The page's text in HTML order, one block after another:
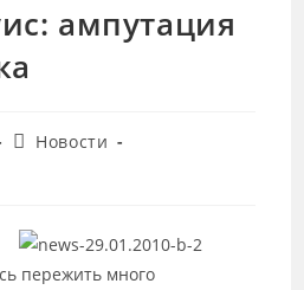
ампутация
Рубрика
Новости
пережить много